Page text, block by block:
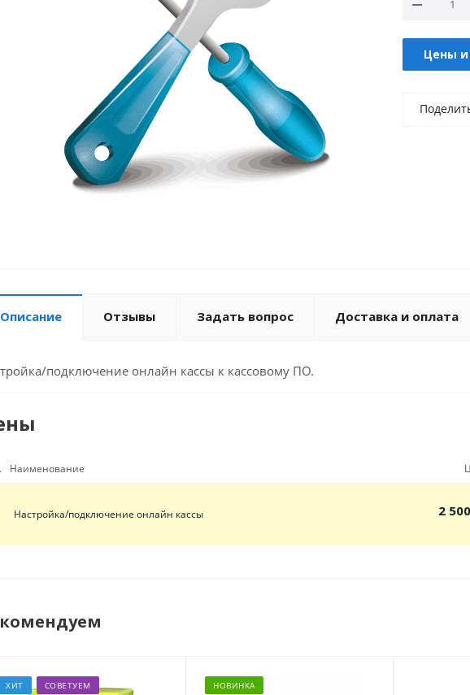
Цены и
Описание Отзывы Задать вопрос Доставка и оплата
подключение онлайн кассы к кассовому ПО.
Наименование
Настройка/подключение онлайн кассы 2
ХИТ СОВЕТУЕМ НОВИНКА